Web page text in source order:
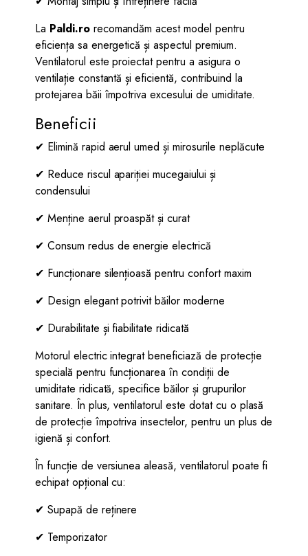
La Paldi.rorecomandăm acest model pentru
eficiența sa energetică și aspectul premium.
Ventilatorul este proiectat pentru a asigura o
ventilație constantă și eficientă, contribuind la
protejarea băii împotriva excesului de umiditate.
Beneficii
✔ Elimină rapid aerul umed și mirosurile neplăcute
✔ Reduce riscul apariției mucegaiului și
condensului
✔ Menține aerul proaspăt și curat
✔ Consum redus de energie electrică
✔ Funcționare silențioasă pentru confort maxim
✔ Design elegant potrivit băilor moderne
✔ Durabilitate și fiabilitate ridicată
Motorul electric integrat beneficiază de protecție
specială pentru funcționarea în condiții de
umiditate ridicată, specifice băilor și grupurilor
sanitare. În plus, ventilatorul este dotat cu o plasă
de protecție împotriva insectelor, pentru un plus de
igienă și confort.
În funcție de versiunea aleasă, ventilatorul poate fi
echipat opțional cu:
✔ Supapă de reținere
✔ Temporizator